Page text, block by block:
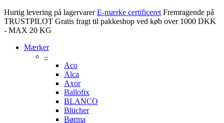
Hurtig levering på lagervarer E-mærke certificeret Fremragende på
TRUSTPILOT Gratis fragt til pakkeshop ved køb over 1000 DKK
- MAX 20 KG
Mærker
–
Aco
Alca
Axor
Ballofix
BLANCO
Blücher
Børma